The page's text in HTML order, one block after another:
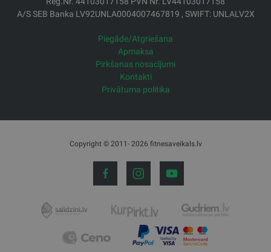
A/S SEB Banka LV92UNLA0004007467819 , SWIFT: UNLALV2X
Piegāde/Atgriešana
Apmaksa
Pirkšanas nosacījumi
Kontakti
Privātuma politika
Copyright © 2011- 2026 fitnesaveikals.lv